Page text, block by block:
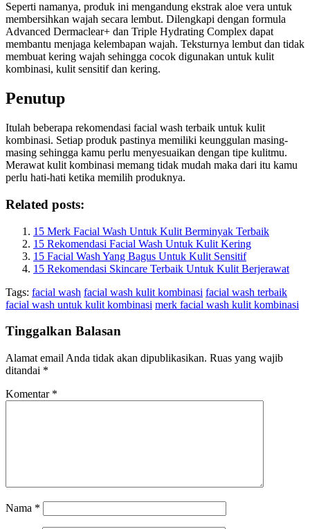
Seperti namanya, produk ini mengandung ekstrak aloe vera untuk
membersihkan wajah secara lembut. Dilengkapi dengan formula
Advanced Dermaclear+ dan Triple Hydrating Complex dapat
membantu menjaga kelembapan wajah. Teksturnya lembut dan tidak
membuat kering wajah sehingga cocok digunakan untuk kulit
kombinasi, kulit sensitif dan kering.
Penutup
Itulah beberapa rekomendasi facial wash terbaik untuk kulit
kombinasi. Setiap produk pastinya memiliki keunggulan masing-
masing sehingga kamu perlu menyesuaikan dengan tipe kulitmu.
Merawat kulit kombinasi memang tidak mudah maka dari itu kamu
perlu hati-hati ketika memilih produknya.
Related posts:
15 Merk Facial Wash Untuk Kulit Berminyak Terbaik
15 Rekomendasi Facial Wash Untuk Kulit Kering
15 Facial Wash Yang Bagus Untuk Kulit Sensitif
15 Rekomendasi Skincare Terbaik Untuk Kulit Berjerawat
Tags: facial wash facial wash kulit kombinasi facial wash terbaik
facial wash untuk kulit kombinasi merk facial wash kulit kombinasi
Tinggalkan Balasan
Alamat email Anda tidak akan dipublikasikan. Ruas yang wajib
ditandai *
Komentar *
Nama *